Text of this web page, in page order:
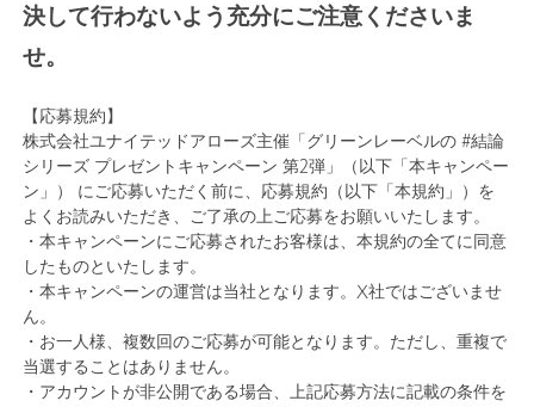
決して行わないよう充分にご注意くださいま
せ。
【応募規約】
株式会社ユナイテッドアローズ主催「グリーンレーベルの #結論
シリーズ プレゼントキャンペーン 第2弾」（以下「本キャンペー
ン」） にご応募いただく前に、応募規約（以下「本規約」）を
よくお読みいただき、ご了承の上ご応募をお願いいたします。
・本キャンペーンにご応募されたお客様は、本規約の全てに同意
したものといたします。
・本キャンペーンの運営は当社となります。X社ではございませ
ん。
・お一人様、複数回のご応募が可能となります。ただし、重複で
当選することはありません。
・アカウントが非公開である場合、上記応募方法に記載の条件を